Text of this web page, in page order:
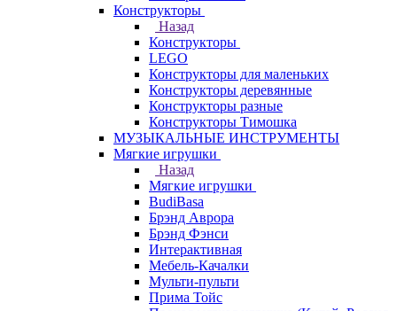
Конструкторы
Назад
Конструкторы
LEGO
Конструкторы для маленьких
Конструкторы деревянные
Конструкторы разные
Конструкторы Тимошка
МУЗЫКАЛЬНЫЕ ИНСТРУМЕНТЫ
Мягкие игрушки
Назад
Мягкие игрушки
BudiBasa
Брэнд Аврора
Брэнд Фэнси
Интерактивная
Мебель-Качалки
Мульти-пульти
Прима Тойс